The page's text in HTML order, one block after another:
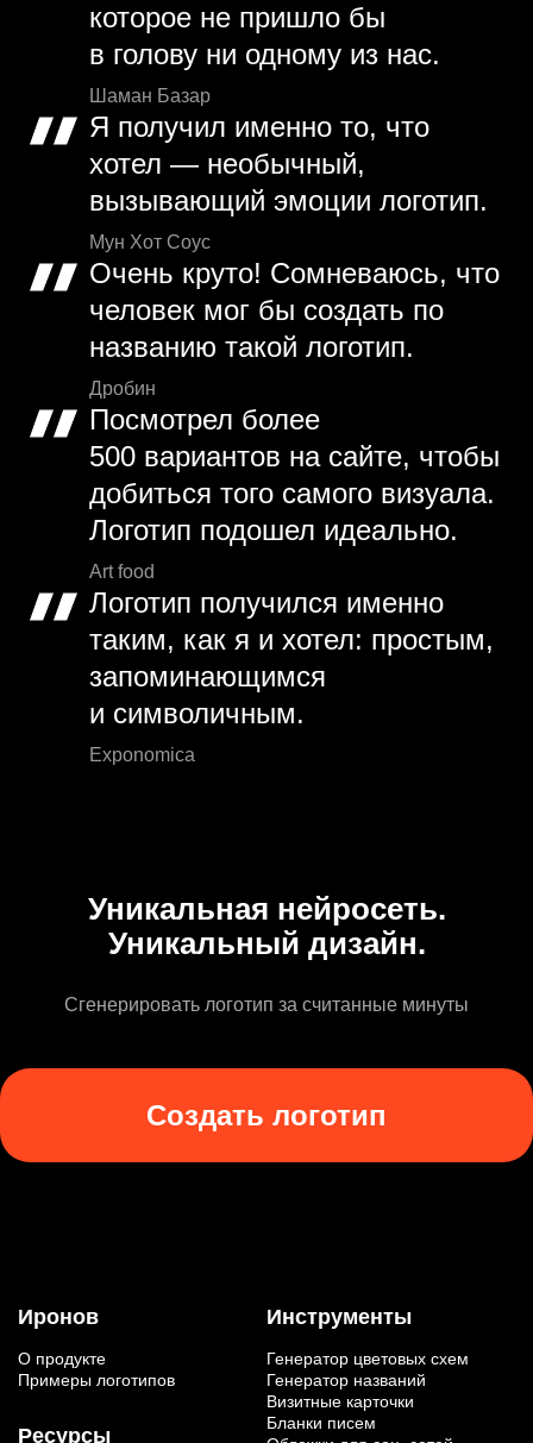
которое не пришло бы
в голову ни одному из нас.
Шаман Базар
Я получил именно то, что
хотел — необычный,
вызывающий эмоции логотип.
Мун Хот Соус
Очень круто! Сомневаюсь, что
человек мог бы создать по
названию такой логотип.
Дробин
Посмотрел более
500 вариантов на сайте, чтобы
добиться того самого визуала.
Логотип подошел идеально.
Art food
Логотип получился именно
таким, как я и хотел: простым,
запоминающимся
и символичным.
Exponomica
Уникальная нейросеть.
Уникальный дизайн.
Сгенерировать логотип за считанные минуты
Создать логотип
Иронов
О продукте
Примеры логотипов
Ресурсы
Инструменты
Генератор цветовых схем
Генератор названий
Визитные карточки
Бланки писем